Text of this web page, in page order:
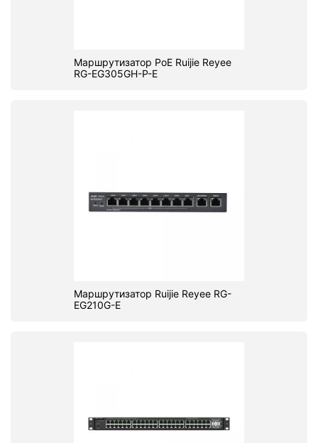
Маршрутизатор PoE Ruijie Reyee
RG-EG305GH-P-E
Маршрутизатор Ruijie Reyee RG-
EG210G-E